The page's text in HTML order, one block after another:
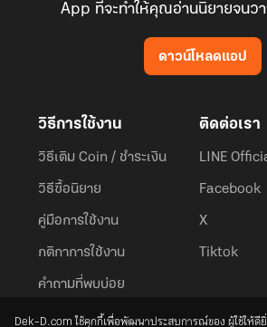
App ที่จะทำให้คุณอ่านนิยายจนว
ดาวน์โหลดแอป
วิธีการใช้งาน
วิธีเติม Coin / ชำระเงิน
วิธีซื้อนิยาย
คู่มือการใช้งาน
กติกาการใช้งาน
คำถามที่พบบ่อย
ติดต่อเรา
LINE
Facebook
X
Tiktok
Dek-D.com ใช้คุกกี้เพื่อพัฒนาประสบการณ์ของ ผู้ใช้ให้ดี